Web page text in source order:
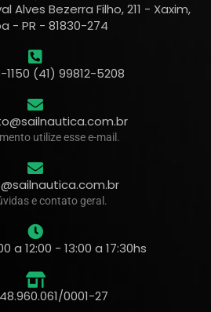
Alves Bezerra Filho, 211 - Xaxim,
- PR - 81830-274
(41) 99812-5208
utilize esse e-mail.
e contato geral.
a 12:00 - 13:00 a 17:30hs
0001-27